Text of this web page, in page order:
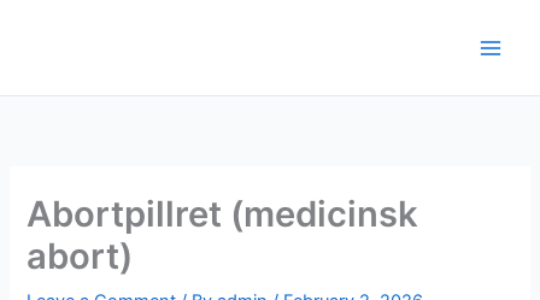
Abortpillret (medicinsk
abort)